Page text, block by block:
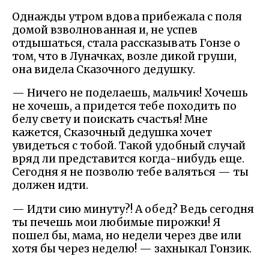
Однажды утром вдова прибежала с поля
домой взволнованная и, не успев
отдышаться, стала рассказывать Гонзе о
том, что в Луначках, возле дикой груши,
она видела Сказочного дедушку.
— Ничего не поделаешь, мальчик! Хочешь
не хочешь, а придется тебе походить по
белу свету и поискать счастья! Мне
кажется, Сказочный дедушка хочет
увидеться с тобой. Такой удобный случай
вряд ли представится когда-нибудь еще.
Сегодня я не позволю тебе валяться — ты
должен идти.
— Идти сию минуту?! А обед? Ведь сегодня
ты печешь мои любимые пирожки! Я
пошел бы, мама, но недели через две или
хотя бы через неделю! — захныкал Гонзик.